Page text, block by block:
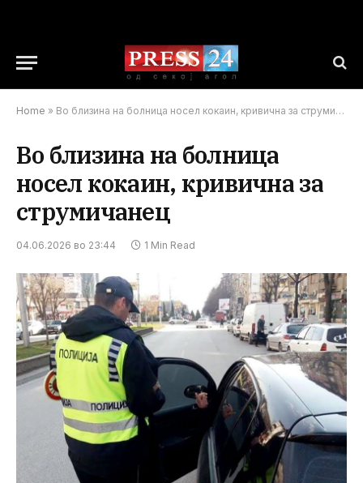
Home » Во близина на болница носел кокаин, кривична за струмичанец
Во близина на болница
носел кокаин, кривична за
струмичанец
04.06.2026 во 23:44 1 Min Read